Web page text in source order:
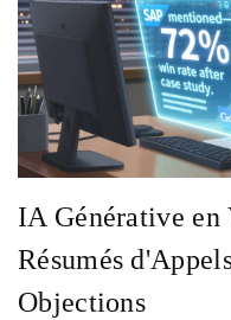
IA Générative en
Résumés
Objections